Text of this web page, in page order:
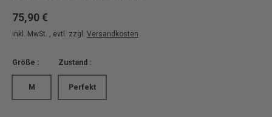
75,90 €
inkl. MwSt. , evtl. zzgl. Versandkosten
Größe :
M
Zustand :
Perfekt